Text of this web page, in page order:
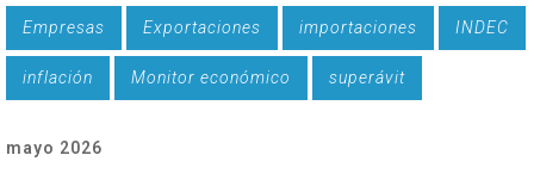
Empresas Exportaciones importaciones INDEC
inflación Monitor económico superávit
mayo 2026